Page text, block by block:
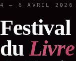
4 – 6 AVRIL 2026
Festival
du Livre